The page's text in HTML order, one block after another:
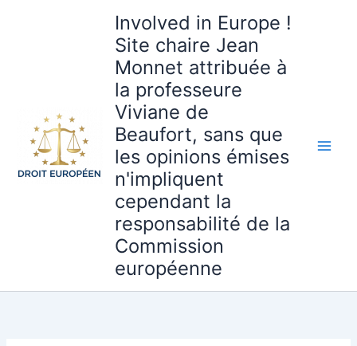
Involved in Europe !
Site chaire Jean
Monnet attribuée à
la professeure
Viviane de
Beaufort, sans que
les opinions émises
n'impliquent
cependant la
responsabilité de la
Commission
européenne